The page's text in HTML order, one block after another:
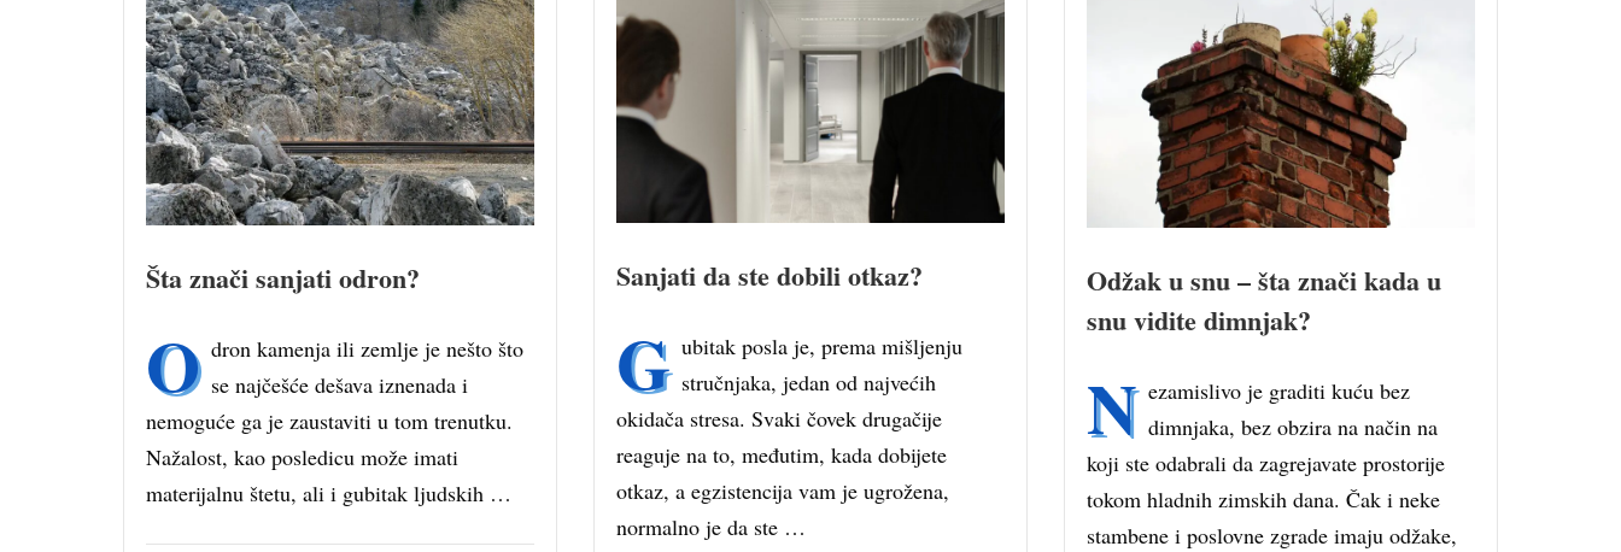
Šta znači sanjati odron?
O dron kamenja ili zemlje je nešto što
se najčešće dešava iznenada i
nemoguće ga je zaustaviti u tom trenutku.
Nažalost, kao posledicu može imati
materijalnu štetu, ali i gubitak ljudskih …
Sanjati da ste dobili otkaz?
G ubitak posla je, prema mišljenju
stručnjaka, jedan od najvećih
okidača stresa. Svaki čovek drugačije
reaguje na to, međutim, kada dobijete
otkaz, a egzistencija vam je ugrožena,
normalno je da ste …
Odžak u snu – šta znači kada u
snu vidite dimnjak?
N ezamislivo je graditi kuću bez
dimnjaka, bez obzira na način na
koji ste odabrali da zagrejavate prostorije
tokom hladnih zimskih dana. Čak i neke
stambene i poslovne zgrade imaju odžake,